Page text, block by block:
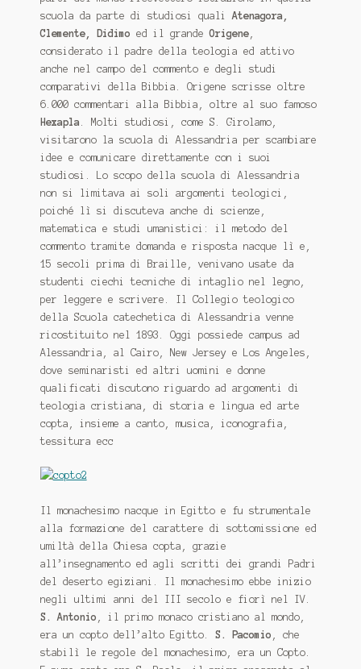
scuola da parte di studiosi quali Atenagora,
Clemente, Didimo ed il grandeOrigene,
considerato il padre della teologia ed attivo
anche nel campo del commento e degli studi
comparativi della Bibbia. Origene scrisse oltre
6.000 commentari alla Bibbia, oltre al suo famoso
Hexapla . Molti studiosi, come S. Girolamo,
visitarono la scuola di Alessandria per scambiare
idee e comunicare direttamente con i suoi
studiosi. Lo scopo della scuola di Alessandria
non si limitava ai soli argomenti teologici,
poiché lì si discuteva anche di scienze,
matematica e studi umanistici: il metodo del
commento tramite domanda e risposta nacque lì e,
15 secoli prima di Braille, venivano usate da
studenti ciechi tecniche di intaglio nel legno,
per leggere e scrivere. Il Collegio teologico
della Scuola catechetica di Alessandria venne
ricostituito nel 1893. Oggi possiede campus ad
Alessandria, al Cairo, New Jersey e Los Angeles,
dove seminaristi ed altri uomini e donne
qualificati discutono riguardo ad argomenti di
teologia cristiana, di storia e lingua ed arte
copta, insieme a canto, musica, iconografia,
tessitura ecc
Il monachesimo nacque in Egitto e fu strumentale
alla formazione del carattere di sottomissione ed
umiltà della Chiesa copta, grazie
all’insegnamento ed agli scritti dei grandi Padri
del deserto egiziani. Il monachesimo ebbe inizio
negli ultimi anni del III secolo e fiorì nel IV.
S. Antonio , il primo monaco cristiano al mondo,
era un copto dell’alto Egitto. S. Pacomio , che
stabilì le regole del monachesimo, era un Copto.